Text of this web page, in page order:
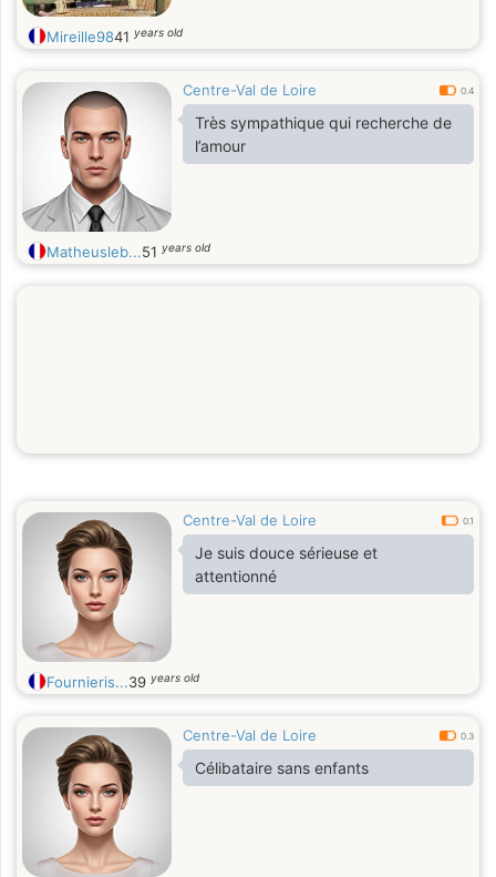
Mireille9841 years old
Centre-Val de Loire 0.4
Très sympathique qui recherche de
l’amour
Matheusleb...51 years old
Centre-Val de Loire 0.1
Je suis douce sérieuse et
attentionné
Fournieris...39 years old
Centre-Val de Loire 0.3
Célibataire sans enfants